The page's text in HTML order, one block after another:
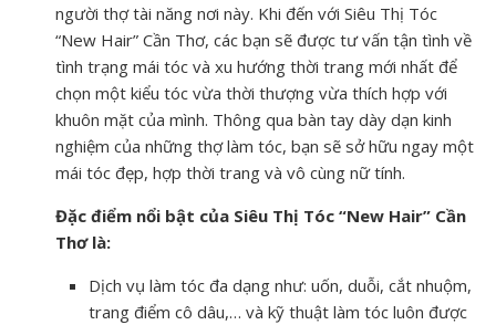
người thợ tài năng nơi này. Khi đến với Siêu Thị Tóc
“New Hair” Cần Thơ, các bạn sẽ được tư vấn tận tình về
tình trạng mái tóc và xu hướng thời trang mới nhất để
chọn một kiểu tóc vừa thời thượng vừa thích hợp với
khuôn mặt của mình. Thông qua bàn tay dày dạn kinh
nghiệm của những thợ làm tóc, bạn sẽ sở hữu ngay một
mái tóc đẹp, hợp thời trang và vô cùng nữ tính.
Đặc điểm nổi bật của Siêu Thị Tóc “New Hair” Cần
Thơ là:
Dịch vụ làm tóc đa dạng như: uốn, duỗi, cắt nhuộm,
trang điểm cô dâu,… và kỹ thuật làm tóc luôn được